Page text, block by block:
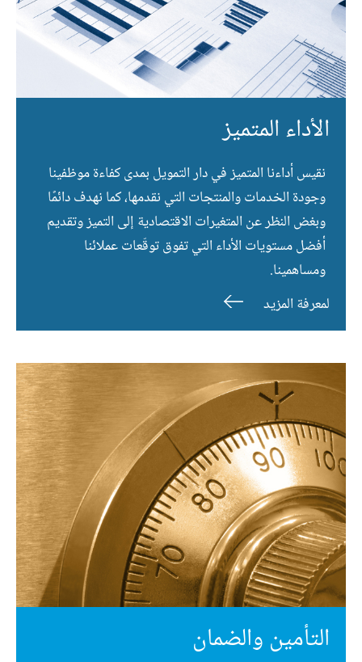
الأداء المتميز
نقيس أداءنا المتميز في دار التمويل بمدى كفاءة موظفينا
وجودة الخدمات والمنتجات التي نقدمها، كما نهدف دائمًا
وبغض النظر عن المتغيرات الاقتصادية إلى التميز وتقديم
أفضل مستويات الأداء التي تفوق توقّعات عملائنا
ومساهمينا.
لمعرفة المزيد
التأمين والضمان